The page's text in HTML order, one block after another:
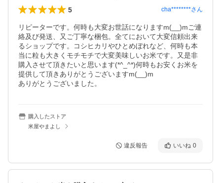
5 cha********さん
リピーターです。何時も大変お世話になりますm(__)mご連
絡及び発送、又ご丁寧な梱包。全てにおいて大変信頼出来
るショップです。コシヒカリやひとめぼれなど、何時も本
当に粒も大きくモチモチで大変美味しいお米です。又是非
購入させて頂きたいと思います(*^_^*)何時もお安くお米を
提供して頂きありがとうございますm(__)m
ありがとうございました。
購入したストア
米屋やまよし
違反報告 いいね 0